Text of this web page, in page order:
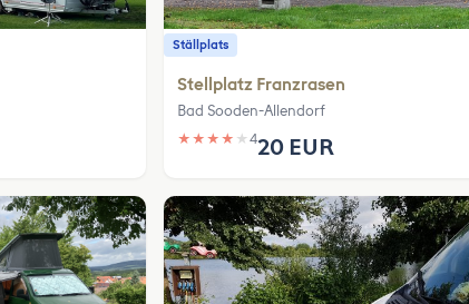
Ställplats
Stellplatz Franzrasen
Bad Sooden-Allendorf
★ ★ ★ ★ ★420 EUR